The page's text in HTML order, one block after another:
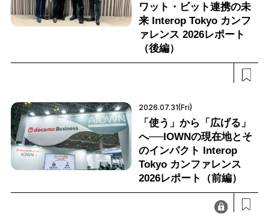
ワット・ビット連携の未
来 Interop Tokyo カンフ
ァレンス 2026レポート
（後編）
2026.07.31(Fri)
「使う」から「広げる」
へ──IOWNの現在地とそ
のインパクト Interop
Tokyo カンファレンス
2026レポート（前編）